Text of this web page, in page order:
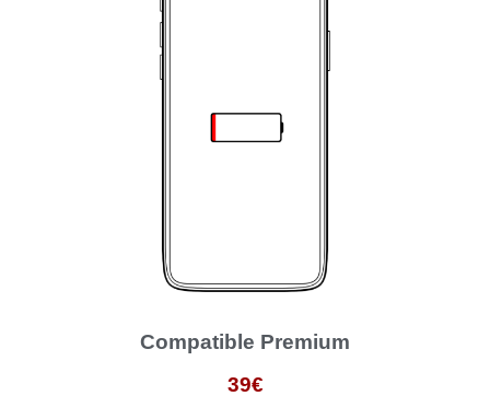
Compatible Premium
39€